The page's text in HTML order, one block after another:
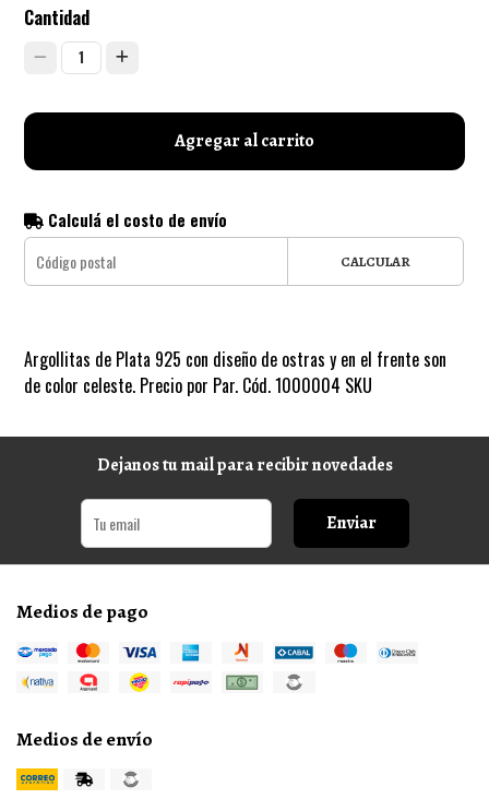
Cantidad
1
Agregar al carrito
Calculá el costo de envío
CALCULAR
Argollitas de Plata 925 con diseño de ostras y en el frente son
de color celeste. Precio por Par. Cód. 1000004 SKU
Dejanos tu mail para recibir novedades
Enviar
Medios de pago
Medios de envío